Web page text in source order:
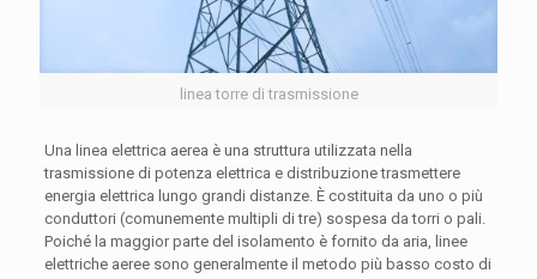
linea torre di trasmissione
Una linea elettrica aerea è una struttura utilizzata nella
trasmissione di potenza elettrica e distribuzione trasmettere
energia elettrica lungo grandi distanze. È costituita da uno o più
conduttori (comunemente multipli di tre) sospesa da torri o pali.
Poiché la maggior parte del isolamento è fornito da aria, linee
elettriche aeree sono generalmente il metodo più basso costo di